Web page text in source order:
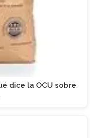
dice la OCU sobre